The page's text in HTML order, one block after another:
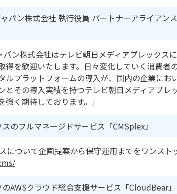
パン株式会社 執行役員 パートナーアライアン
パン株式会社はテレビ朝日メディアプレックス
得を歓迎いたします。日々変化していく消費
プラットフォームの導入が、国内の企業にお
とその導入実績を持つテレビ朝日メディアプ
く期待しております。」
のフルマネージドサービス「CMSplex」
について企画提案から保守運用までをワンスト
AWSクラウド総合支援サービス「CloudBear」